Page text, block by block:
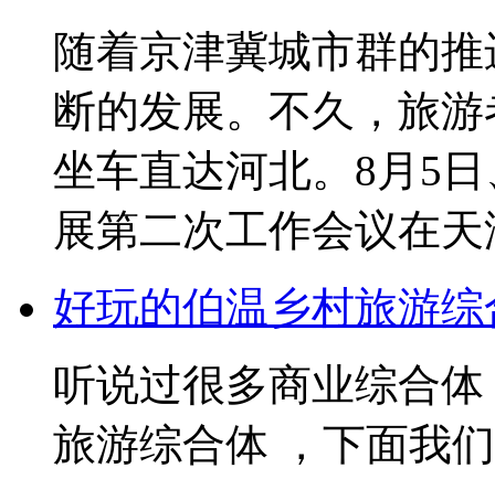
随着京津冀城市群的
断的发展。不久，旅
坐车直达河北。8月5
展第二次工作会议在
好玩的伯温乡村旅游综
听说过很多商业综合
旅游综合体 ，下面我